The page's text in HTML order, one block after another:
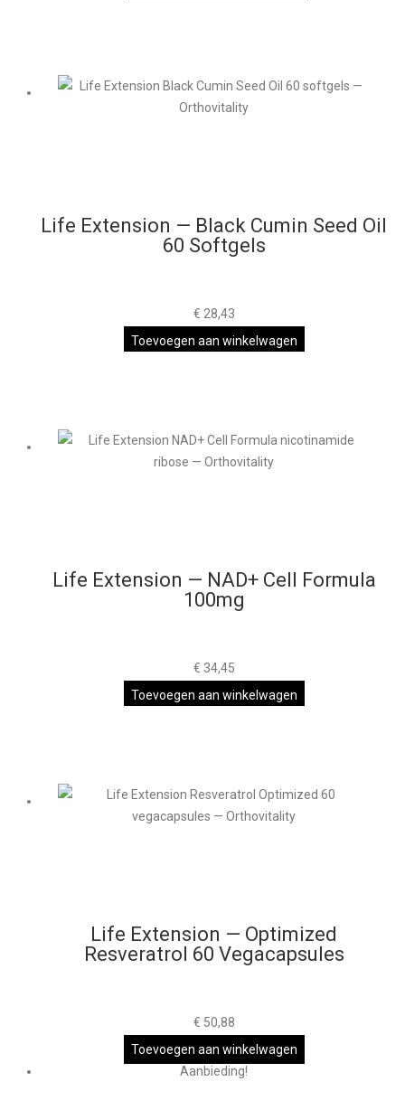
Life Extension — Black Cumin Seed Oil
60 Softgels
€ 28,43
Toevoegen aan winkelwagen
Life Extension — NAD+ Cell Formula
100mg
€ 34,45
Toevoegen aan winkelwagen
Life Extension — Optimized
Resveratrol 60 Vegacapsules
€ 50,88
Toevoegen aan winkelwagen
Aanbieding!